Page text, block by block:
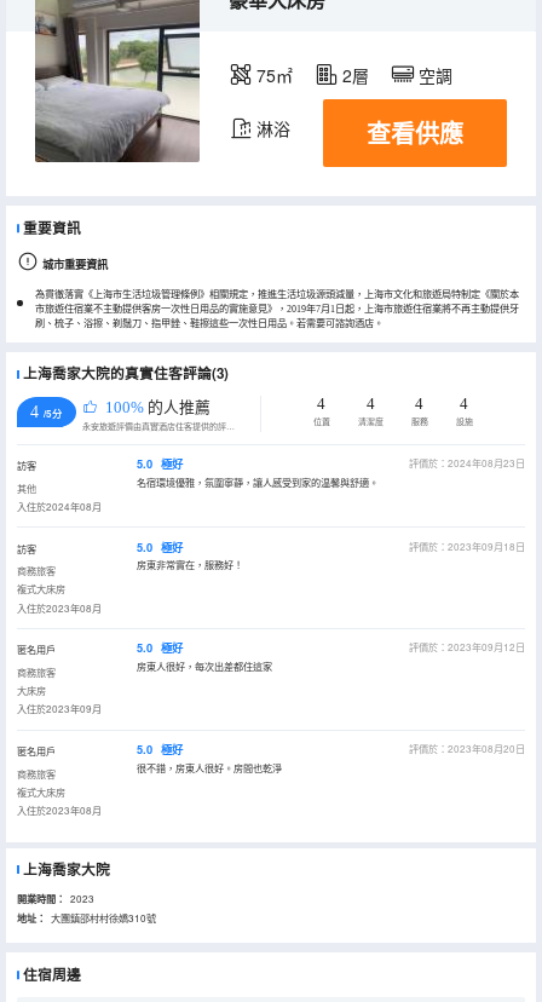
75㎡ 2層 空調
淋浴 查看供應
重要資訊
城市重要資訊
為貫徹落實《上海市生活垃圾管理條例》相關規定，推進生活垃圾源頭減量，上海市文化和旅遊局特制定《關於本
市旅遊住宿業不主動提供客房一次性日用品的實施意見》，2019年7月1日起，上海市旅遊住宿業將不再主動提供牙
刷、梳子、浴擦、剃鬚刀、指甲銼、鞋擦這些一次性日用品。若需要可諮詢酒店。
上海喬家大院的真實住客評論(3)
4 /5分 100% 的人推薦
永安旅遊評價由真實酒店住客提供的評價。
4
位置
4
清潔度
4
服務
4
設施
訪客
其他
入住於2024年08月
5.0 極好
評價於：2024年08月23日
名宿環境優雅，氛圍寧靜，讓人感受到家的温馨與舒適。
訪客
商務旅客
複式大床房
入住於2023年08月
5.0 極好
評價於：2023年09月18日
房東非常實在，服務好！
匿名用戶
商務旅客
大床房
入住於2023年09月
5.0 極好
評價於：2023年09月12日
房東人很好，每次出差都住這家
匿名用戶
商務旅客
複式大床房
入住於2023年08月
5.0 極好
評價於：2023年08月20日
很不錯，房東人很好。房間也乾淨
上海喬家大院
開業時間： 2023
地址： 大團鎮邵村村徐嬌310號
住宿周邊